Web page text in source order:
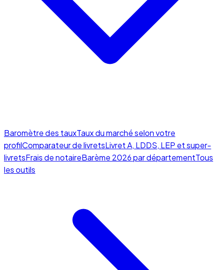
Baromètre des tauxTaux du marché selon votre
profilComparateur de livretsLivret A, LDDS, LEP et super-
livretsFrais de notaireBarème 2026 par départementTous
les outils